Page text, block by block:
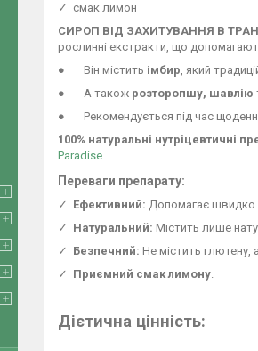
✓ смак лимон
СИРОП ВІД ЗАХИТУВАННЯ В
рослинні екстракти, що
● Він містить імбир, який
● А також розторопшу, шавлію
● Рекомендується під час
100% натуральні нутріцевтичні
Paradise.
Переваги препарату:
✓ Ефективний: Допомагає швидко
✓ Натуральний: Містить лише
✓ Безпечний: Не містить глютену,
✓ Приємний смак лимону.
Дієтична цінність: